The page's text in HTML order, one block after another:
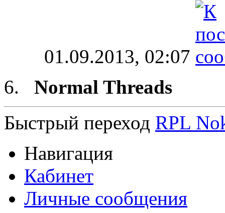
01.09.2013, 02:07
Normal Threads
Быстрый переход RPL
Навигация
Кабинет
Личные сообщения